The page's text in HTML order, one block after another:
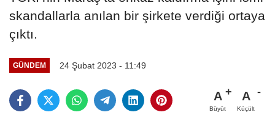
skandallarla anılan bir şirkete verdiği ortaya
çıktı.
GÜNDEM 24 Şubat 2023 - 11:49
A
Büyüt
A
Küçült